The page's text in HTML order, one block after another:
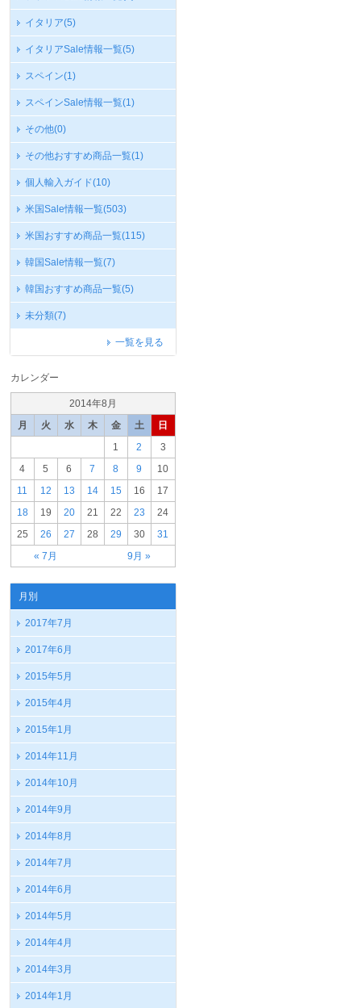
イタリア(5)
イタリアSale情報一覧(5)
スペイン(1)
スペインSale情報一覧(1)
その他(0)
その他おすすめ商品一覧(1)
個人輸入ガイド(10)
米国Sale情報一覧(503)
米国おすすめ商品一覧(115)
韓国Sale情報一覧(7)
韓国おすすめ商品一覧(5)
未分類(7)
一覧を見る
カレンダー
2014年8月
月
火 水 木 金 土 日
« 7月 9月 »
1 2
3
4
5 6 7 8 9
10
11
12 13 14 15 16
17
18
19 20 21 22 23
24
25
26 27 28 29 30 31
月別
2017年7月
2017年6月
2015年5月
2015年4月
2015年1月
2014年11月
2014年10月
2014年9月
2014年8月
2014年7月
2014年6月
2014年5月
2014年4月
2014年3月
2014年1月